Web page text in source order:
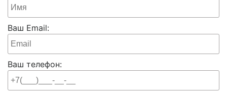
Ваш Email:
Ваш телефон: